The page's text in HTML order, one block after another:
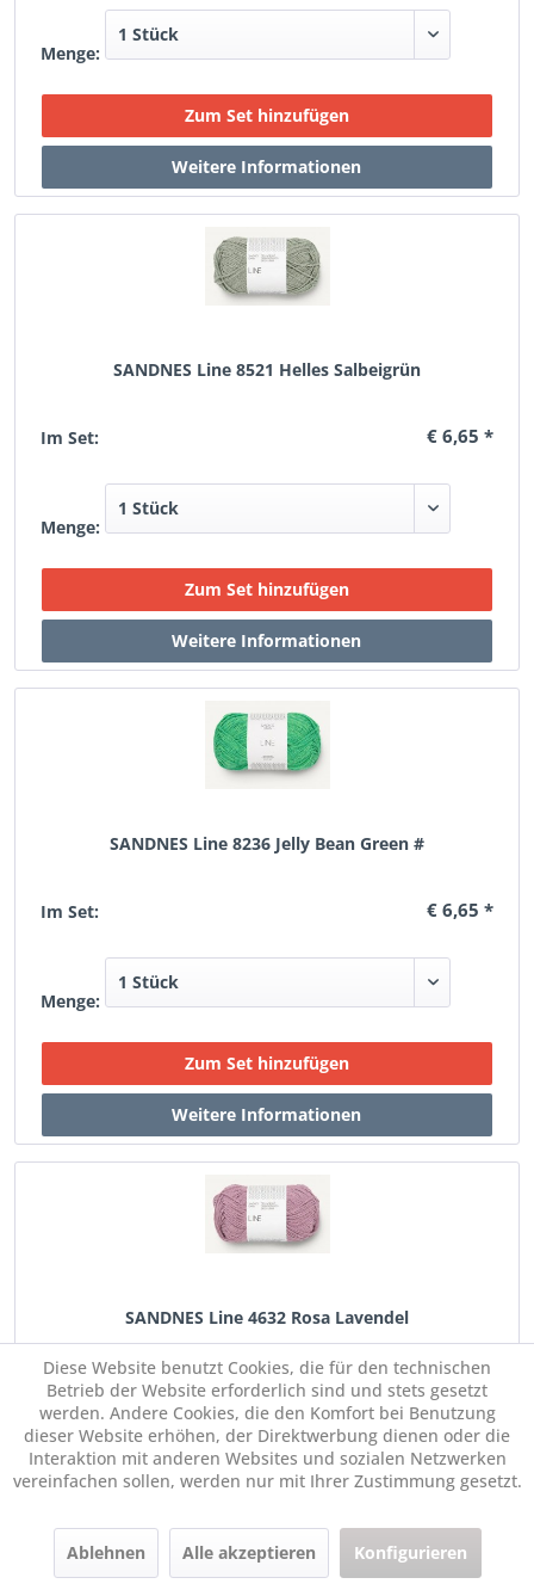
Menge:
SANDNES Line 8521 Helles Salbeigrün
Im Set: € 6,65 *
Menge:
SANDNES Line 8236 Jelly Bean Green #
Im Set: € 6,65 *
Menge:
SANDNES Line 4632 Rosa Lavendel
Im Set: € 6,65 *
Menge:
Diese Website benutzt Cookies, die für den technischen
Betrieb der Website erforderlich sind und stets gesetzt
werden. Andere Cookies, die den Komfort bei Benutzung
dieser Website erhöhen, der Direktwerbung dienen oder die
Interaktion mit anderen Websites und sozialen Netzwerken
vereinfachen sollen, werden nur mit Ihrer Zustimmung gesetzt.
Ablehnen Alle akzeptieren Konfigurieren